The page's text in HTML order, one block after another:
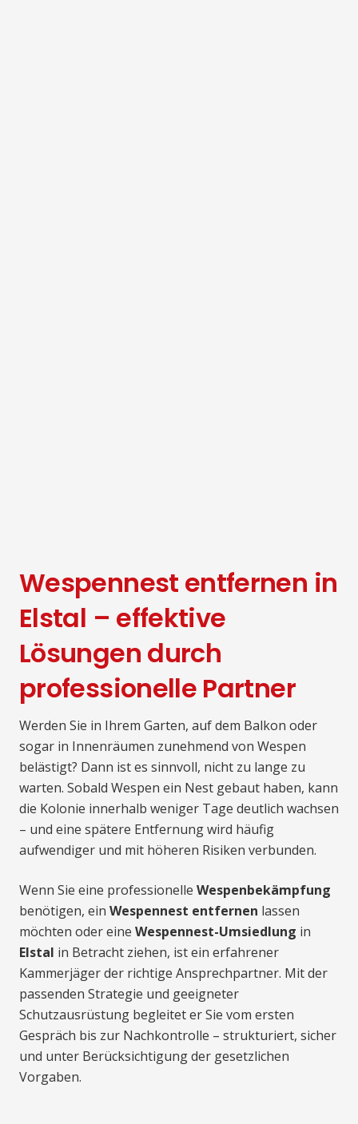
Wespennest entfernen in
Elstal – effektive
Lösungen durch
professionelle Partner
Werden Sie in Ihrem Garten, auf dem Balkon oder
sogar in Innenräumen zunehmend von Wespen
belästigt? Dann ist es sinnvoll, nicht zu lange zu
warten. Sobald Wespen ein Nest gebaut haben, kann
die Kolonie innerhalb weniger Tage deutlich wachsen
– und eine spätere Entfernung wird häufig
aufwendiger und mit höheren Risiken verbunden.
Wenn Sie eine professionelle Wespenbekämpfung
benötigen, ein Wespennest entfernen lassen
möchten oder eine Wespennest-Umsiedlung in
Elstal in Betracht ziehen, ist ein erfahrener
Kammerjäger der richtige Ansprechpartner. Mit der
passenden Strategie und geeigneter
Schutzausrüstung begleitet er Sie vom ersten
Gespräch bis zur Nachkontrolle – strukturiert, sicher
und unter Berücksichtigung der gesetzlichen
Vorgaben.